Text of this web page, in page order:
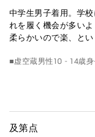
中学生男子着用。学
れを履く機会が多い
柔らかいので楽、と
■虚空蔵男性 10 - 14歳
及第点